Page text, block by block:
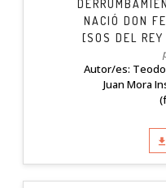
NACIÓ DON
[SOS DEL REY
Autor/es:
Juan Mora